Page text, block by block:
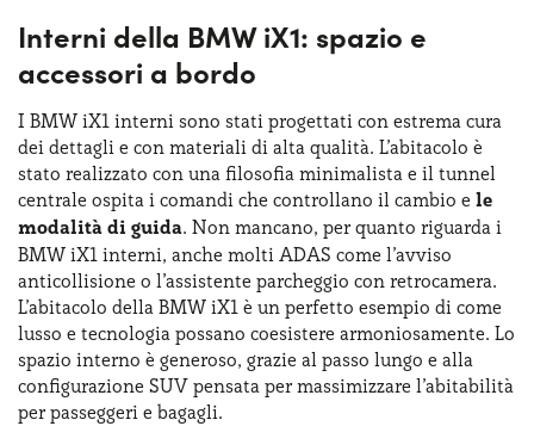
Interni della BMW iX1: spazio e
accessori a bordo
I BMW iX1 interni sono stati progettati con estrema cura
dei dettagli e con materiali di alta qualità. L’abitacolo è
stato realizzato con una filosofia minimalista e il tunnel
centrale ospita i comandi che controllano il cambio e le
modalità di guida. Non mancano, per quanto riguarda i
BMW iX1 interni, anche molti ADAS come l’avviso
anticollisione o l’assistente parcheggio con retrocamera.
L’abitacolo della BMW iX1 è un perfetto esempio di come
lusso e tecnologia possano coesistere armoniosamente. Lo
spazio interno è generoso, grazie al passo lungo e alla
configurazione SUV pensata per massimizzare l’abitabilità
per passeggeri e bagagli.